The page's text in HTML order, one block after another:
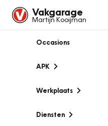
Vakgarage
Martijn Kooijman
Occasions
APK
Werkplaats
Diensten